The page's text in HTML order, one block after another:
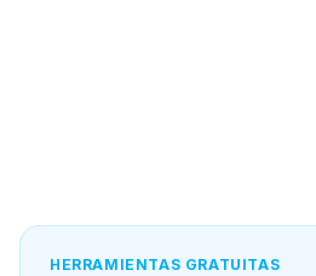
HERRAMIENTAS GRATUITAS